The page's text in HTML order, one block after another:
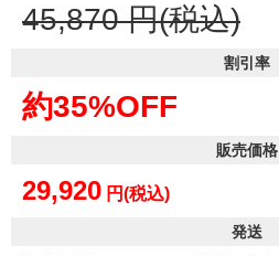
45,870 円(税込)
割引率
約35%OFF
販売価格
29,920 円(税込)
発送